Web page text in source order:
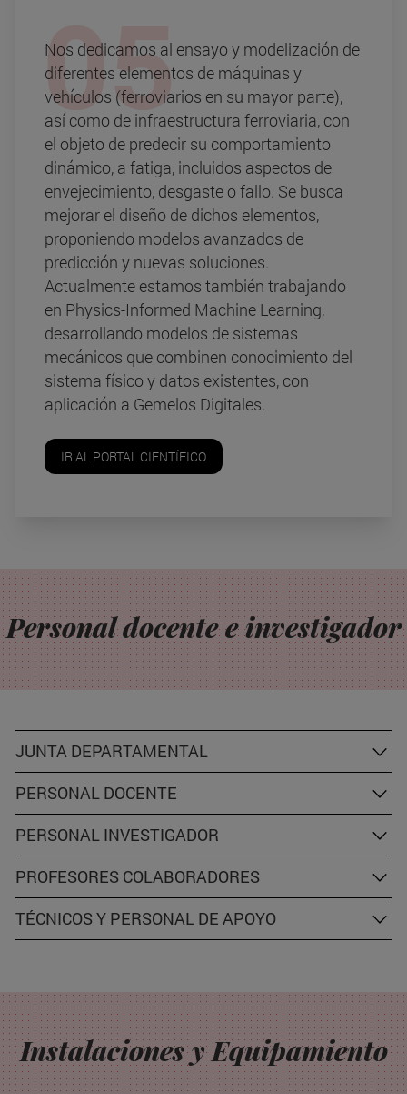
Nos dedicamos al ensayo y modelización de
diferentes elementos de máquinas y
vehículos (ferroviarios en su mayor parte),
así como de infraestructura ferroviaria, con
el objeto de predecir su comportamiento
dinámico, a fatiga, incluidos aspectos de
envejecimiento, desgaste o fallo. Se busca
mejorar el diseño de dichos elementos,
proponiendo modelos avanzados de
predicción y nuevas soluciones.
Actualmente estamos también trabajando
en Physics-Informed Machine Learning,
desarrollando modelos de sistemas
mecánicos que combinen conocimiento del
sistema físico y datos existentes, con
aplicación a Gemelos Digitales.
IR AL PORTAL CIENTÍFICO
Personal docente e investigador
JUNTA DEPARTAMENTAL
PERSONAL DOCENTE
PERSONAL INVESTIGADOR
PROFESORES COLABORADORES
TÉCNICOS Y PERSONAL DE APOYO
Instalaciones y Equipamiento